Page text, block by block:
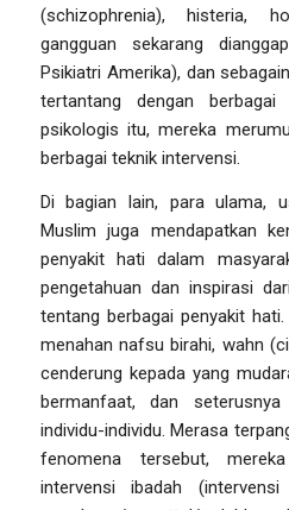
(schizophrenia), histeria,
gangguan sekarang
Psikiatri Amerika), dan
tertantang dengan
psikologis itu, mereka
berbagai teknik intervensi.
Di bagian lain, para ulama,
Muslim juga mendapatkan
penyakit hati dalam
pengetahuan dan inspirasi
tentang berbagai penyakit
menahan nafsu birahi, wahn
cenderung kepada yang
bermanfaat, dan
individu-individu. Merasa
fenomena tersebut,
intervensi ibadah